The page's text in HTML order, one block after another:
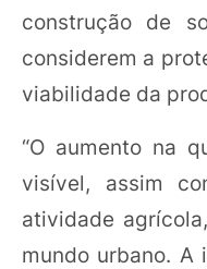
construção de
considerem a
viabilidade da
“O aumento na
visível, assim
atividade
mundo urbano.